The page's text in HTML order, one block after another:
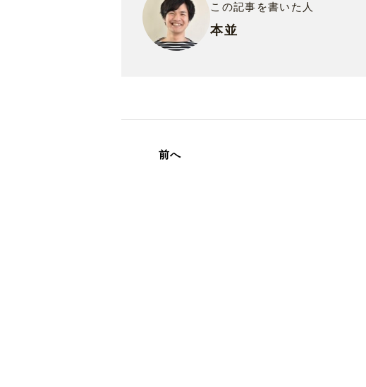
この記事を書いた人
本並
前へ